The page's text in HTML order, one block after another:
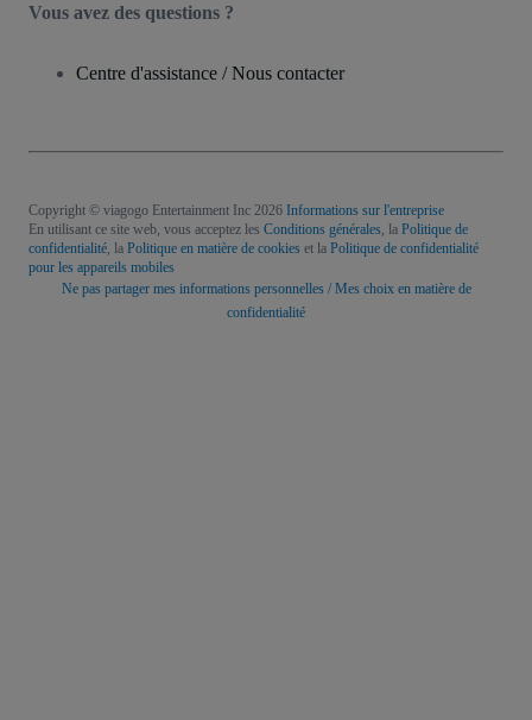
Vous avez des questions ?
Centre d'assistance / Nous contacter
Copyright © viagogo Entertainment Inc 2026 Informations sur l'entreprise
En utilisant ce site web, vous acceptez les Conditions générales, la Politique de
confidentialité, la Politique en matière de cookies et la Politique de confidentialité
pour les appareils mobiles
Ne pas partager mes informations personnelles / Mes choix en matière de
confidentialité